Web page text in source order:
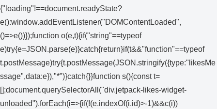
{"loading"!==document.readyState?
e():window.addEventListener("DOMContentLoaded",
()=>e())});function o(e,t){if("string"==typeof
e)try{e=JSON.parse(e)}catch{return}if(t&&"function"==typeof
t.postMessage)try{t.postMessage(JSON.stringify({type:"likesMe
ssage",data:e}),"*")}catch{}}function s(){const t=
[];document.querySelectorAll("div.jetpack-likes-widget-
unloaded").forEach(i=>{if(!(e.indexOf(i.id)>-1)&&c(i))